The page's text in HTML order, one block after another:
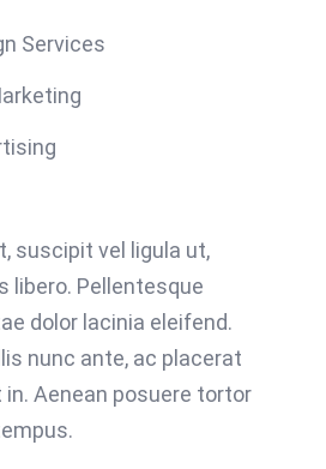
Services
suscipit vel ligula ut,
libero. Pellentesque
dolor lacinia eleifend.
nunc ante, ac placerat
Aenean posuere tortor